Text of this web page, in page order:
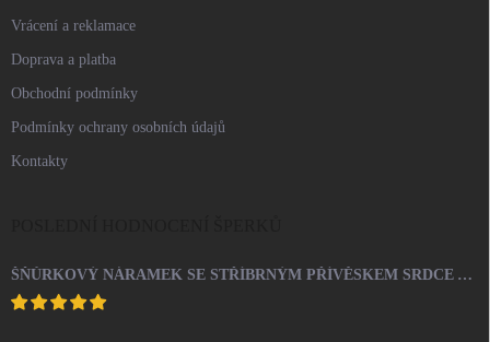
Vrácení a reklamace
Doprava a platba
Obchodní podmínky
Podmínky ochrany osobních údajů
Kontakty
ŠŇŮRKOVÝ NÁRAMEK SE STŘÍBRNÝM PŘÍVĚSKEM SRDCE A KRYSTALY SWAROVSKI CRYSTAL (STŘÍBRO 925/1000)